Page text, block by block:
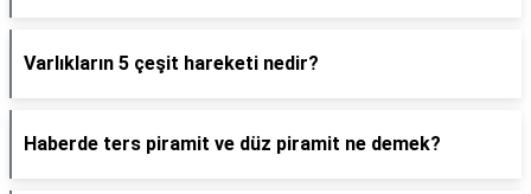
Varlıkların 5 çeşit hareketi nedir?
Haberde ters piramit ve düz piramit ne demek?